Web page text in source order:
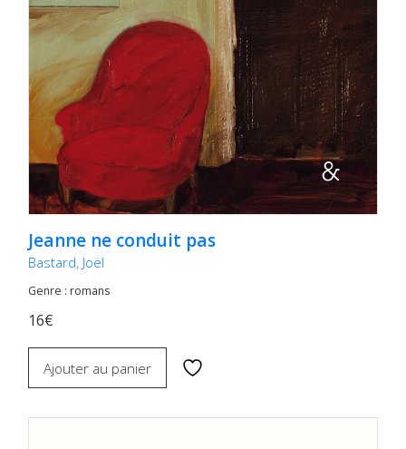
Jeanne ne conduit pas
Bastard, Joël
Genre : romans
16€
Ajouter au panier